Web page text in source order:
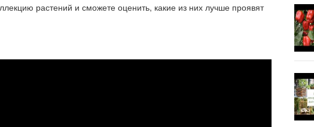
растений и сможете оценить, какие из них лучше проявят